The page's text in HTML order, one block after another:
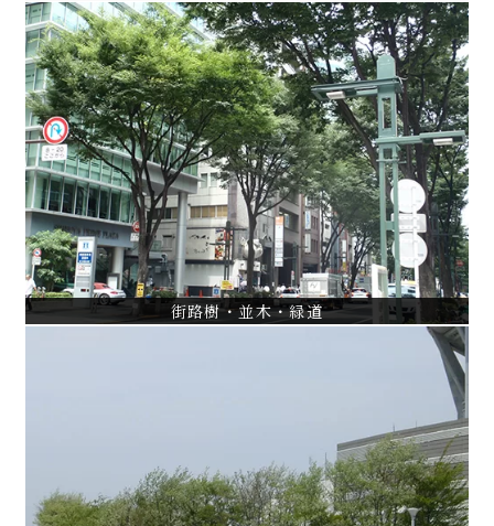
街路樹・並木・緑道
街路樹・並木・緑道
浦安シンボルロード基本・実施設計
立川市根川縁道調査・設計・監理
中杉通りケヤキ並木保護管理計画
VIEW ALL
都立松沢病院環境整備計画・設計・管理監修
日本工業大学環境整備コンサルティング
パークシティ浜田山ランドスケープ計画・植栽管理指導